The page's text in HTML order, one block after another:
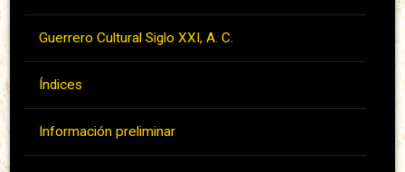
Guerrero Cultural Siglo XXI, A. C.
Índices
Información preliminar